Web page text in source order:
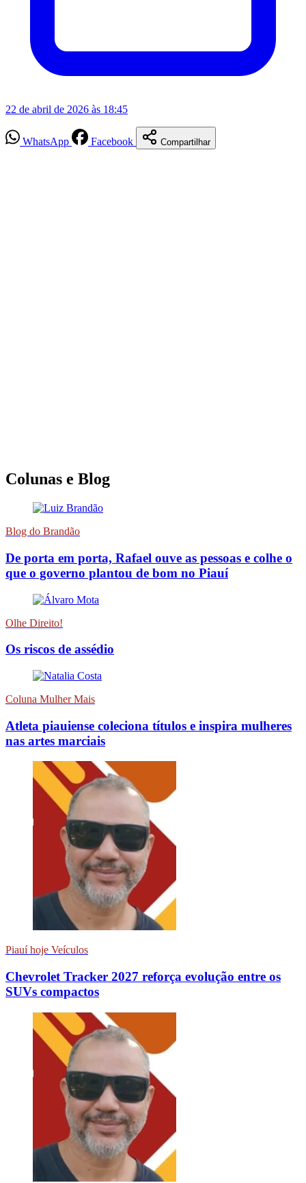
22 de abril de 2026 às 18:45
WhatsApp Facebook Compartilhar
Colunas e Blog
Blog do Brandão
De porta em porta, Rafael ouve as pessoas e colhe o
que o governo plantou de bom no Piauí
Olhe Direito!
Os riscos de assédio
Coluna Mulher Mais
Atleta piauiense coleciona títulos e inspira mulheres
nas artes marciais
Piauí hoje Veículos
Chevrolet Tracker 2027 reforça evolução entre os
SUVs compactos